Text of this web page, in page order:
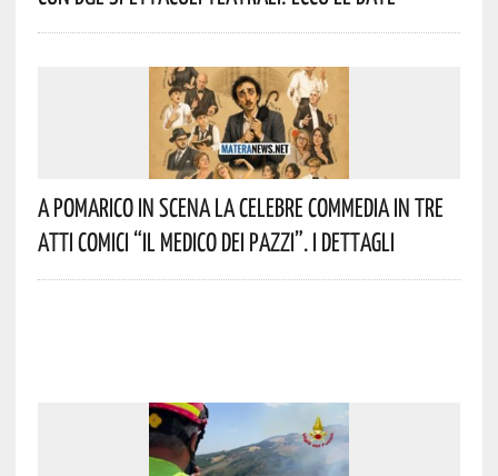
A Pomarico In Scena La Celebre Commedia In Tre
Atti Comici “Il Medico Dei Pazzi”. I Dettagli